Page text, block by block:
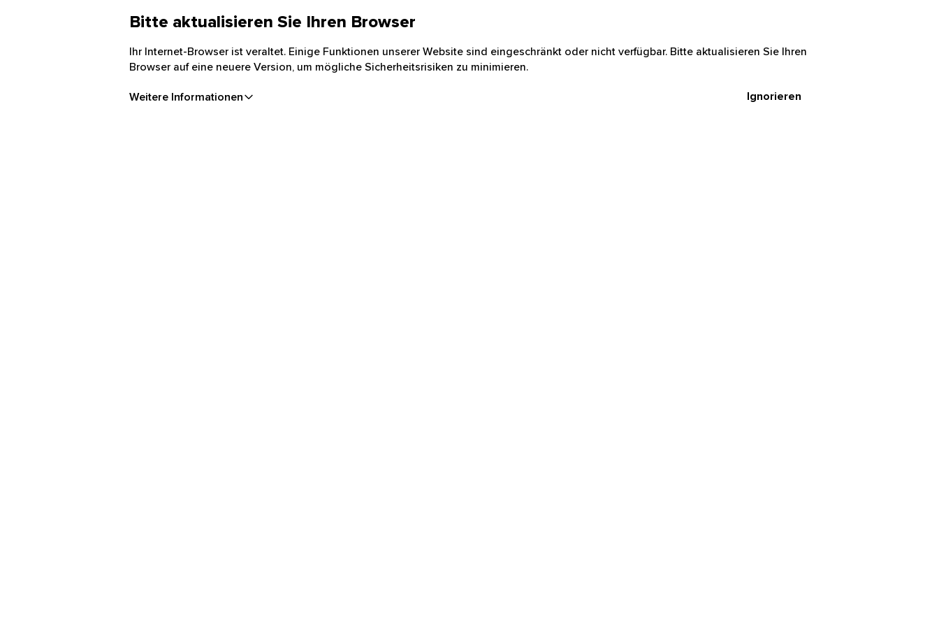
Bitte aktualisieren Sie Ihren Browser
Ihr Internet-Browser ist veraltet. Einige Funktionen unserer Website sind eingeschränkt oder nicht verfügbar. Bitte aktualisieren Sie Ihren
Browser auf eine neuere Version, um mögliche Sicherheitsrisiken zu minimieren.
Weitere Informationen Ignorieren